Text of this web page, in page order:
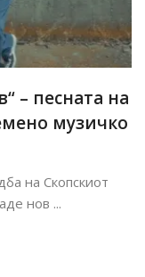
– песната на
музичко
на Скопскиот
нов ...